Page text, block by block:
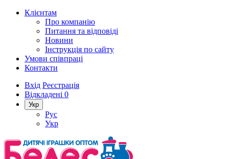
Клієнтам
Про компанію
Питання та відповіді
Новини
Інструкція по сайту
Умови співпраці
Контакти
Вхід Реєстрація
Відкладені 0
Укр
Рус
Укр